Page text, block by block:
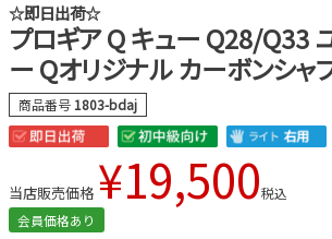
☆即日出荷☆
プロギア Q キュー Q28/Q33
ー Qオリジナル カーボンシャ
商品番号 1803-bdaj
当店販売価格 ¥19,500税込
会員価格あり